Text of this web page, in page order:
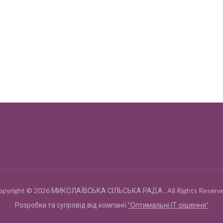
© 2026 МИКОЛАЇВСЬКА СІЛЬСЬКА РАДА . All Rights
Розробка та супровід від компанії"Оптимальні ІТ-рішення"